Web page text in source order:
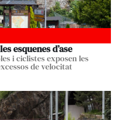
esquenes d’ase
i ciclistes exposen les
de velocitat